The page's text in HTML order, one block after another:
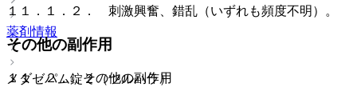
１１．１．２． 刺激興奮、錯乱（いずれも頻度不明）。
その他の副作用
１１．２． その他の副作用
薬剤情報
メダゼパム錠２（ツルハラ）